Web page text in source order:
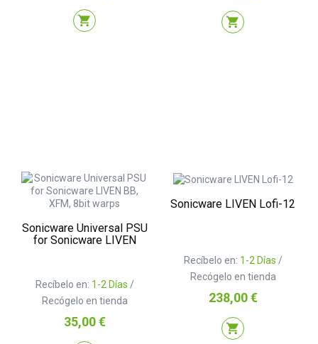
shopping_cart shopping_cart
Sonicware Universal PSU
for Sonicware LIVEN
Recíbelo en: 1-2 Días /
Recógelo en tienda
Precio
35,00 €
Sonicware LIVEN Lofi-12
Recíbelo en: 1-2 Días /
Recógelo en tienda
Precio
238,00 €
shopping_cart